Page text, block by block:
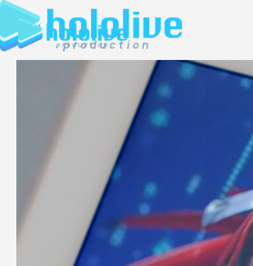
EN
JP
ABOUT
TALENT
NEWS